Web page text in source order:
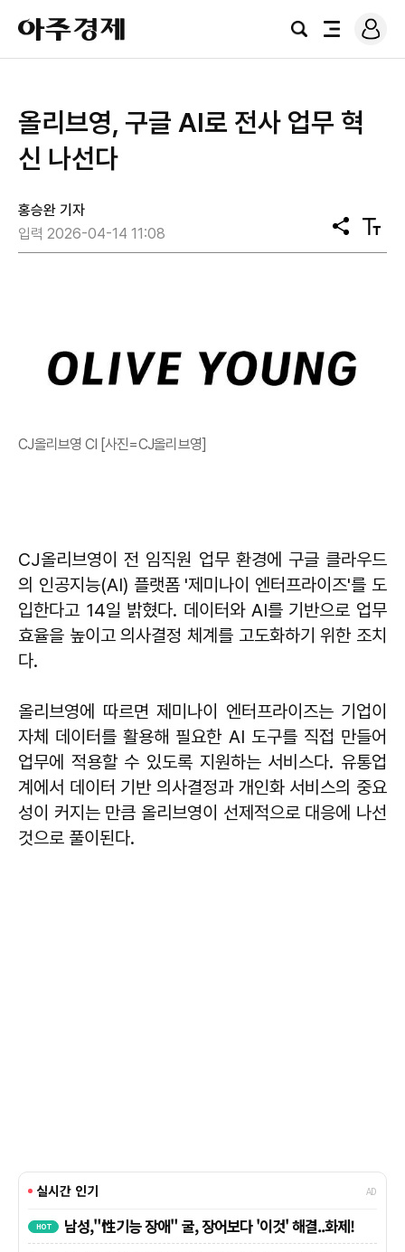
아
주
경
검
전
로
그
올리브영, 구글 AI로 전사 업무 혁
신 나선다
홍승완 기자
입력 2026-04-14 11:08
공
유
텍
스
CJ올리브영 CI [사진=CJ올리브영]
CJ올리브영이 전 임직원 업무 환경에 구글 클라우드
의 인공지능(AI) 플랫폼 '제미나이 엔터프라이즈'를 도
입한다고 14일 밝혔다. 데이터와 AI를 기반으로 업무
효율을 높이고 의사결정 체계를 고도화하기 위한 조치
다.
올리브영에 따르면 제미나이 엔터프라이즈는 기업이
자체 데이터를 활용해 필요한 AI 도구를 직접 만들어
업무에 적용할 수 있도록 지원하는 서비스다. 유통업
계에서 데이터 기반 의사결정과 개인화 서비스의 중요
성이 커지는 만큼 올리브영이 선제적으로 대응에 나선
것으로 풀이된다.